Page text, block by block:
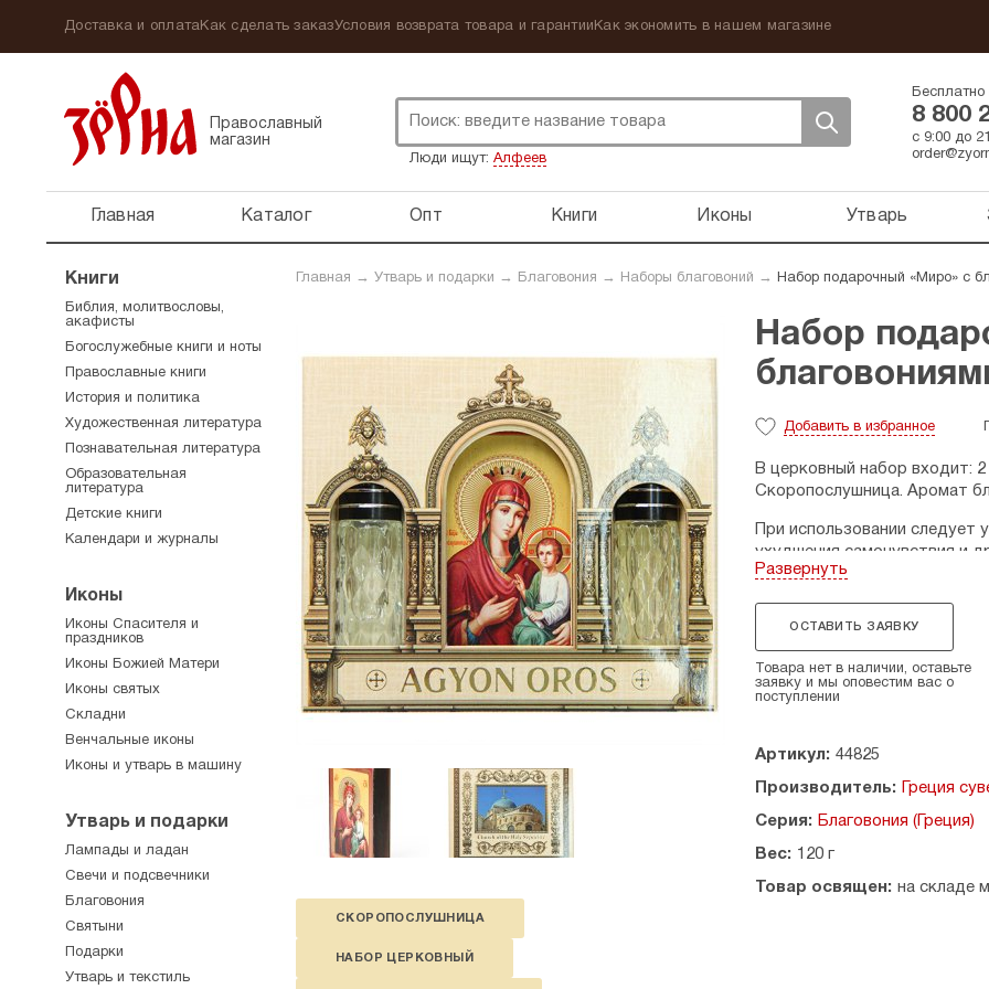
Доставка и оплатаКак сделать заказУсловия возврата товара и гарантии Как экономить в нашем магазине
Православный
магазин
Люди ищут: Алфеев
Бесплатно
8 800
с 9:00 до
Главная Каталог Опт Книги Иконы Утварь
Главная → Утварь и подарки → Благовония → Наборы благовоний → Набор подарочный «Миро» с
СКОРОПОСЛУШНИЦА
НАБОР ЦЕРКОВНЫЙ
Набор
Добавить в избранное
В церковный набор входит:
Скоропослушница. Аромат
При использовании
ухудшения самочувствия и
Размеры: размер набора -
толщина - 1,8 см, высота
См. также: Как использовать
Развернуть
ОСТАВИТЬ ЗАЯВКУ
Товара нет в наличии, оставьте
заявку и мы оповестим вас о
поступлении
Артикул: 44825
Производитель: Греция
Серия: Благовония (Греция)
Вес: 120 г
Товар освящен: на складе
Книги
Библия, молитвословы,
акафисты
Богослужебные книги и ноты
Православные книги
История и политика
Художественная литература
Познавательная литература
Образовательная
литература
Детские книги
Календари и журналы
Иконы
Иконы Спасителя и
праздников
Иконы Божией Матери
Иконы святых
Складни
Венчальные иконы
Иконы и утварь в машину
Утварь и подарки
Лампады и ладан
Свечи и подсвечники
Благовония
Святыни
Подарки
Утварь и текстиль